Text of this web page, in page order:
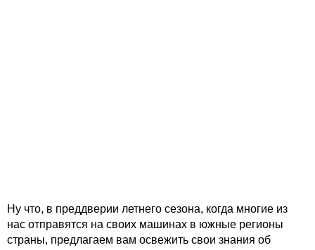
Ну что, в преддверии летнего сезона, когда многие из
нас отправятся на своих машинах в южные регионы
страны, предлагаем вам освежить свои знания об